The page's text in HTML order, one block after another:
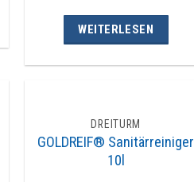
WEITERLESEN
DREITURM
GOLDREIF® Sanitärreiniger
10l